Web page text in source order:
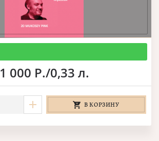
1 000 Р./0,33 л.
В КОРЗИНУ